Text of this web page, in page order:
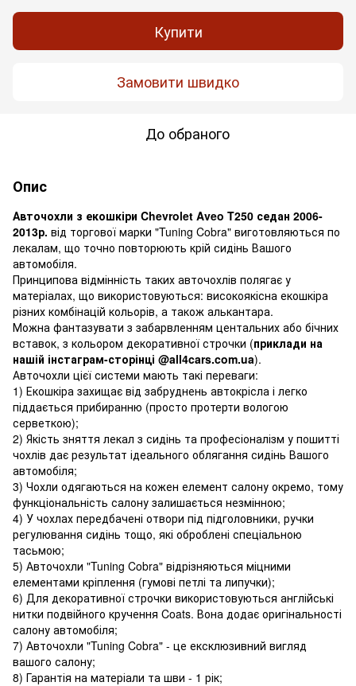
Купити
Замовити швидко
До обраного
Опис
Авточохли з екошкіри Chevrolet Aveo T250 седан 2006-
2013р. від торгової марки "Tuning Cobra" виготовляються по
лекалам, що точно повторюють крій сидінь Вашого
автомобіля.
Принципова відмінність таких авточохлів полягає у
матеріалах, що використовуються: високоякісна екошкіра
різних комбінацій кольорів, а також алькантара.
Можна фантазувати з забарвленням центальних або бічних
вставок, з кольором декоративної строчки (приклади на
нашій інстаграм-сторінці @all4cars.com.ua).
Авточохли цієї системи мають такі переваги:
1) Екошкіра захищає від забруднень автокрісла і легко
піддається прибиранню (просто протерти вологою
серветкою);
2) Якість зняття лекал з сидінь та професіоналізм у пошитті
чохлів дає результат ідеального облягання сидінь Вашого
автомобіля;
3) Чохли одягаються на кожен елемент салону окремо, тому
функціональність салону залишається незмінною;
4) У чохлах передбачені отвори під підголовники, ручки
регулювання сидінь тощо, які оброблені спеціальною
тасьмою;
5) Авточохли "Tuning Cobra" відрізняються міцними
елементами кріплення (гумові петлі та липучки);
6) Для декоративної строчки використовуються англійські
нитки подвійного кручення Coats. Вона додає оригінальності
салону автомобіля;
7) Авточохли "Tuning Cobra" - це ексклюзивний вигляд
вашого салону;
8) Гарантія на матеріали та шви - 1 рік;